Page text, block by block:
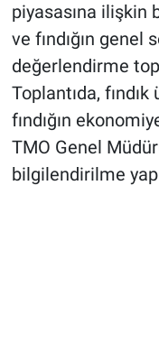
piyasasına ilişkin
ve fındığın genel
değerlendirme
Toplantıda,
fındığın
TMO Genel
bilgilendirilme